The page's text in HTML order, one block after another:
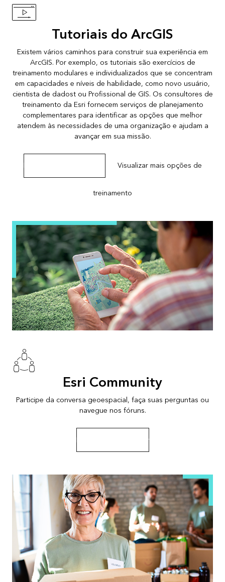
Tutoriais do ArcGIS
Existem vários caminhos para construir sua experiência em
ArcGIS. Por exemplo, os tutoriais são exercícios de
treinamento modulares e individualizados que se concentram
em capacidades e níveis de habilidade, como novo usuário,
cientista de dadostou Profissional de GIS. Os consultores de
treinamento da Esri fornecem serviços de planejamento
complementares para identificar as opções que melhor
atendem às necessidades de uma organização e ajudam a
avançar em sua missão.
Explore tutoriais guiados Visualizar mais opções de
treinamento
Esri Community
Participe da conversa geoespacial, faça suas perguntas ou
navegue nos fóruns.
Ir para Esri Community